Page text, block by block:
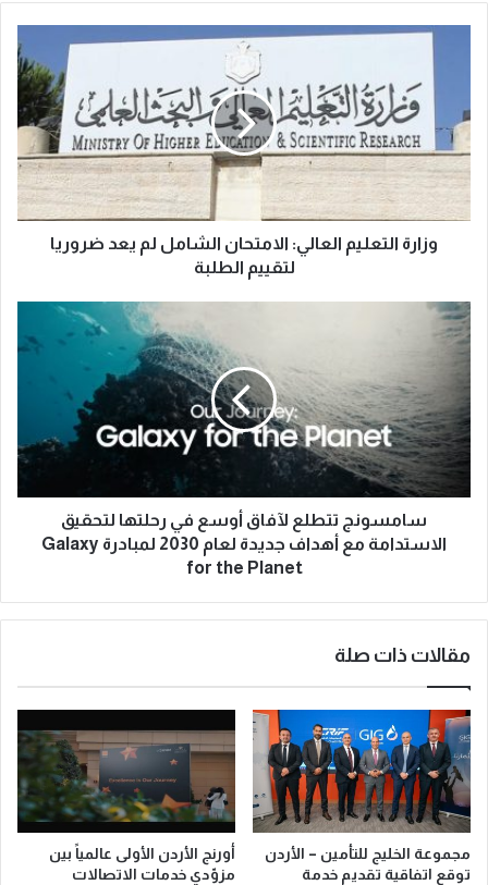
وزارة التعليم العالي: الامتحان الشامل لم يعد ضروريا
لتقييم الطلبة
سامسونج تتطلع لآفاق أوسع في رحلتها لتحقيق
الاستدامة مع أهداف جديدة لعام 2030 لمبادرة Galaxy
for the Planet
مقالات ذات صلة
مجموعة الخليج للتأمين – الأردن
توقع اتفاقية تقديم خدمة
أورنج الأردن الأولى عالمياً بين
مزوّدي خدمات الاتصالات